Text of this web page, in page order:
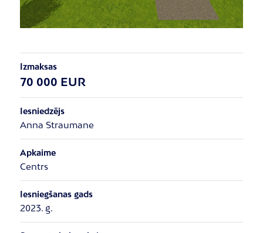
Izmaksas
70 000 EUR
Iesniedzējs
Anna Straumane
Apkaime
Centrs
Iesniegšanas gads
2023. g.